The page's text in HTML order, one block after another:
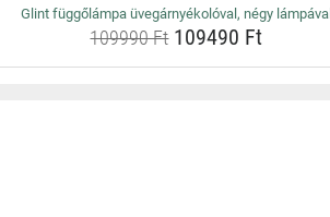
Glint függőlámpa üvegárnyékolóval, négy lámpával
109990 Ft109490 Ft